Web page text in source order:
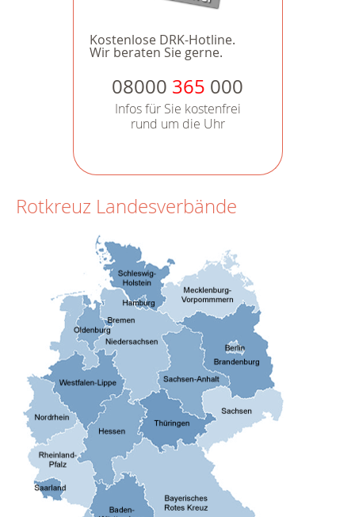
Kostenlose DRK-Hotline.
Wir beraten Sie gerne.
08000 365 000
Infos für Sie kostenfrei
rund um die Uhr
Rotkreuz Landesverbände